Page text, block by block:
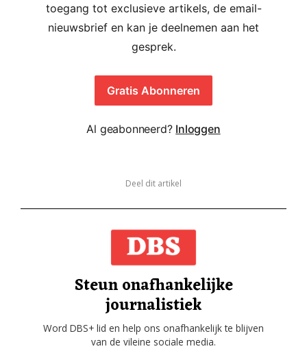
toegang tot exclusieve artikels, de email-
nieuwsbrief en kan je deelnemen aan het
gesprek.
Gratis Abonneren
Al geabonneerd? Inloggen
Deel dit artikel
Steun onafhankelijke
journalistiek
Word DBS+ lid en help ons onafhankelijk te blijven
van de vileine sociale media.